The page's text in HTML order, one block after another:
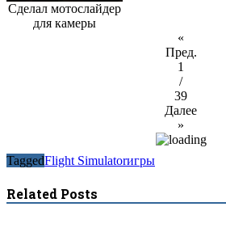
Сделал мотослайдер
для камеры
«
Пред.
1
/
39
Далее
»
TaggedFlight Simulatorигры
Related Posts